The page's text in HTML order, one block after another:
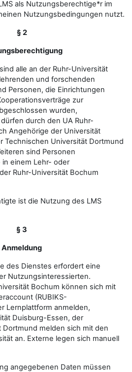
als Nutzungsberechtige*r im
Nutzungsbedingungen nutzt.
§ 2
alle an der Ruhr-Universität
und forschenden
Personen, die Einrichtungen
zur
wurden,
durch den UA Ruhr-
Angehörige der Universität
Technischen Universität Dortmund
sind Personen
einem Lehr- oder
Ruhr-Universität Bochum
ist die Nutzung des LMS
§ 3
Anmeldung
des Dienstes erfordert eine
Nutzungsinteressierten.
Bochum können sich mit
(RUBIKS-
Lernplattform anmelden,
Duisburg-Essen, der
melden sich mit den
an. Externe legen sich manuell
angegebenen Daten müssen